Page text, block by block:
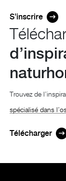
S’inscrire
Trouvez de
spécialisé dans
Télécharger